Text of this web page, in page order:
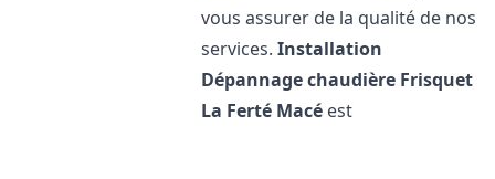
vous assurer de la qualité de nos
services.Installation
Dépannage chaudière Frisquet
La Ferté Macé est